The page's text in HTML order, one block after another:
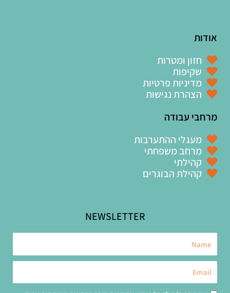
אודות
חזון ומטרות
שקיפות
מדיניות פרטיות
הצהרת נגישות
מרחבי עבודה
מעגלי ההתערבות
מרחב משפחתי
קהילתי
קהילת הבוגרים
NEWSLETTER